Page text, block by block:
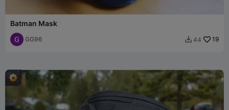
Batman Mask
GG96  44 19